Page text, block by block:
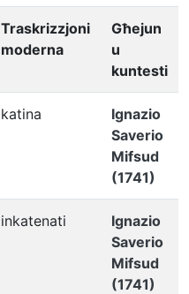
Traskrizzjoni
moderna
Għejun
u
kuntesti
katina
Ignazio
Saverio
Mifsud
(1741)
inkatenati
Ignazio
Saverio
Mifsud
(1741)